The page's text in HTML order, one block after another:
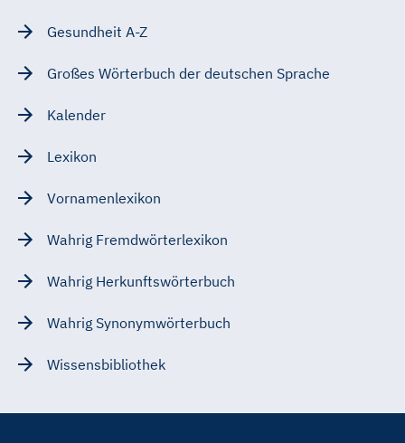
Gesundheit A-Z
Großes Wörterbuch der deutschen Sprache
Kalender
Lexikon
Vornamenlexikon
Wahrig Fremdwörterlexikon
Wahrig Herkunftswörterbuch
Wahrig Synonymwörterbuch
Wissensbibliothek